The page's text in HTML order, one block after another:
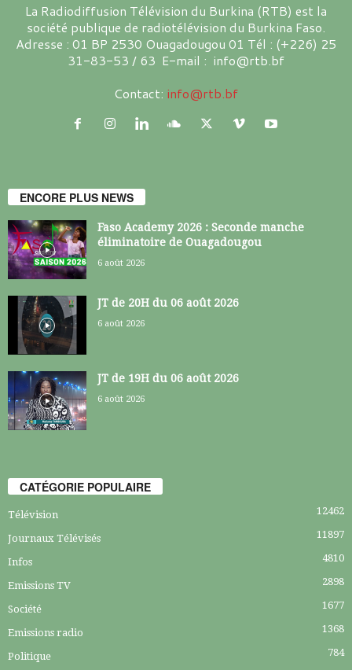
La Radiodiffusion Télévision du Burkina (RTB) est la
société publique de radiotélévision du Burkina Faso.
Adresse : 01 BP 2530 Ouagadougou 01 Tél : (+226) 25
31-83-53 / 63 E-mail : info@rtb.bf
Contact: info@rtb.bf
ENCORE PLUS NEWS
Faso Academy 2026 : Seconde manche
éliminatoire de Ouagadougou
6 août 2026
JT de 20H du 06 août 2026
6 août 2026
JT de 19H du 06 août 2026
6 août 2026
CATÉGORIE POPULAIRE
Télévision 12462
Journaux Télévisés 11897
Infos 4810
Emissions TV 2898
Société 1677
Emissions radio 1368
Politique 784